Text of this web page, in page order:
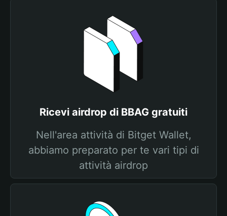
Ricevi airdrop di BBAG gratuiti
Nell'area attività di Bitget Wallet,
abbiamo preparato per te vari tipi di
attività airdrop